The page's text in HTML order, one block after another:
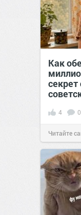
Как
секрет
4 0
Читайте